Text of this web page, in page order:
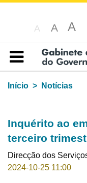
A A A
Índice
Início
Notícias
Inquérito ao
terceiro
Direcção dos
2024-10-25 11:00